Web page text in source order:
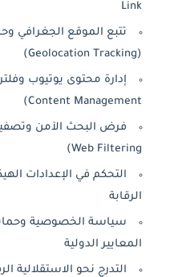
Link
تتبع الموقع الجغرافي
(Geolocation Tracking)
Content Management)
Web Filtering)
التحكم في الإعدادات
الرقابة
سياسة الخصوصية
المعايير الدولية
التدرج نحو الاستقلالية